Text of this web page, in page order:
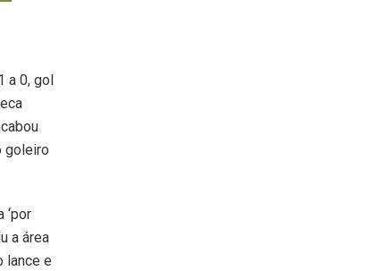
a 0, gol
goleiro
‘por
a área
lance e